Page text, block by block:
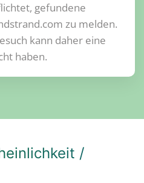
gefundene
zu melden.
kann daher eine
haben.
/